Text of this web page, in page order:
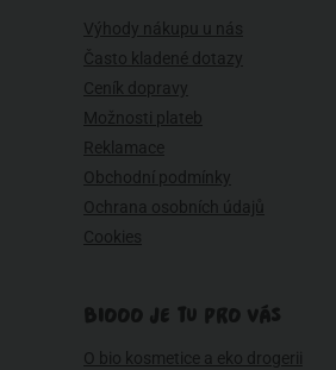
Výhody nákupu u nás
Často kladené dotazy
Ceník dopravy
Možnosti plateb
Reklamace
Obchodní podmínky
Ochrana osobních údajů
Cookies
BIOOO JE TU PRO VÁS
O bio kosmetice a eko drogerii